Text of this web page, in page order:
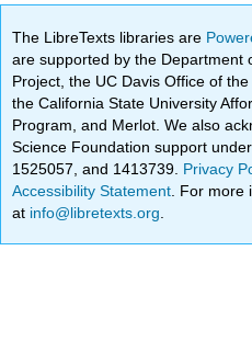
The LibreTexts libraries are
are supported by the Department
Project, the UC Davis Office of
the California State University
Program, and Merlot. We also
Science Foundation support
1525057, and 1413739. Privacy
Accessibility Statement . For
at info@libretexts.org